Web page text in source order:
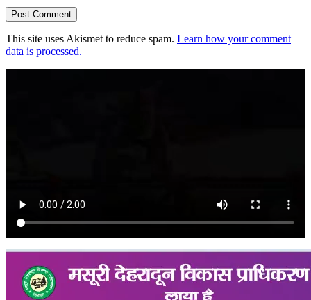
This site uses Akismet to reduce spam. Learn how your comment
data is processed.